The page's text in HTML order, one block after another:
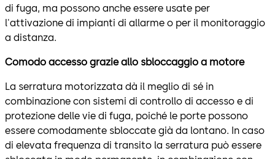
di fuga, ma possono anche essere usate per
l'attivazione di impianti di allarme o per il monitoraggio
a distanza.
Comodo accesso grazie allo sbloccaggio a motore
La serratura motorizzata dà il meglio di sé in
combinazione con sistemi di controllo di accesso e di
protezione delle vie di fuga, poiché le porte possono
essere comodamente sbloccate già da lontano. In caso
di elevata frequenza di transito la serratura può essere